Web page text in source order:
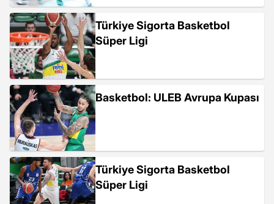
Türkiye Sigorta Basketbol
Süper Ligi
Basketbol: ULEB Avrupa Kupası
Türkiye Sigorta Basketbol
Süper Ligi